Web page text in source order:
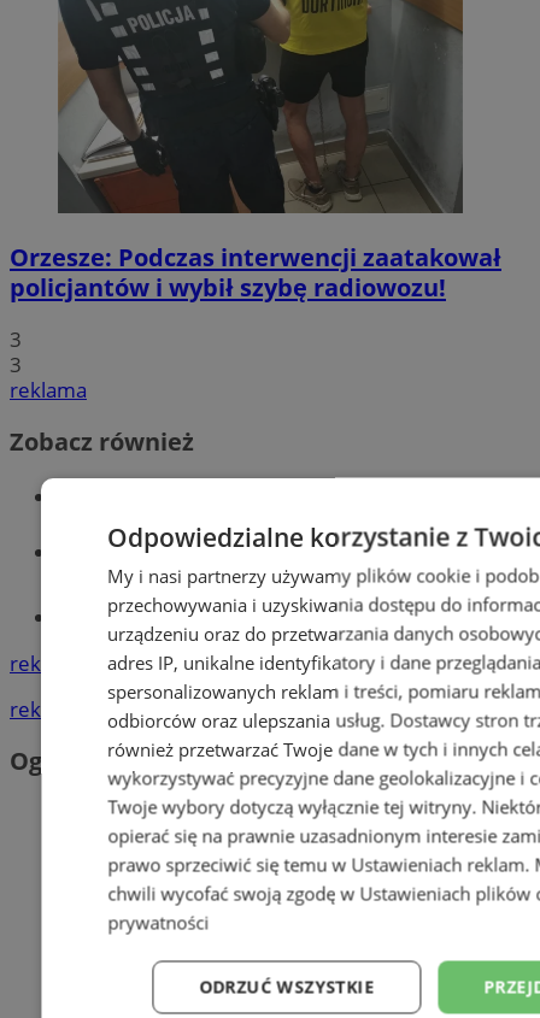
Orzesze: Podczas interwencji zaatakował
policjantów i wybił szybę radiowozu!
3
3
reklama
Zobacz również
Wiadomości lokalne
Tworzenie stron www - Orzesze
reklama
reklama
Ogłoszenia
Odpowiedzialne korzystanie z
My i nasi partnerzy używamy plików cookie i
przechowywania i uzyskiwania dostępu do
urządzeniu oraz do przetwarzania danych
adres IP, unikalne identyfikatory i dane
spersonalizowanych reklam i treści, pomiaru
odbiorców oraz ulepszania usług. Dostawcy stron
również przetwarzać Twoje dane w tych i innych
wykorzystywać precyzyjne dane geolokalizacyjne i
Twoje wybory dotyczą wyłącznie tej witryny.
opierać się na prawnie uzasadnionym interesie
prawo sprzeciwić się temu w Ustawieniach reklam.
chwili wycofać swoją zgodę w Ustawieniach plików
prywatności
ODRZUĆ WSZYSTKIE